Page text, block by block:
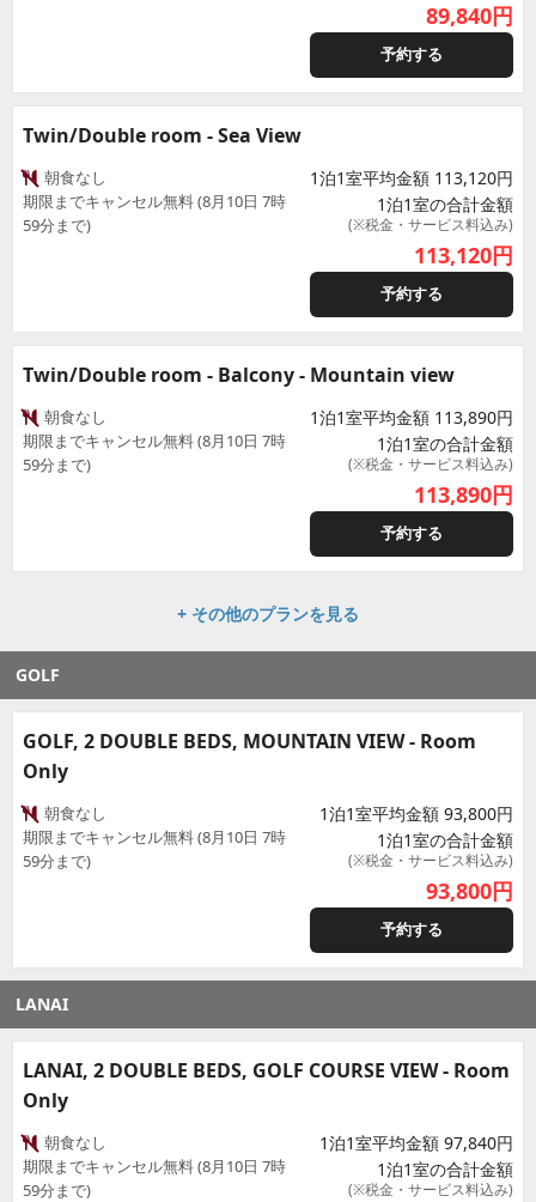
89,840円
予約する
Twin/Double room - Sea View
朝食なし
期限までキャンセル無料 (8月10日 7時
59分まで)
1泊1室平均金額 113,120円
1泊1室の合計金額
(※税金・サービス料込み)
113,120円
予約する
Twin/Double room - Balcony - Mountain view
朝食なし
期限までキャンセル無料 (8月10日 7時
59分まで)
1泊1室平均金額 113,890円
1泊1室の合計金額
(※税金・サービス料込み)
113,890円
予約する
+ その他のプランを見る
GOLF
GOLF, 2 DOUBLE BEDS, MOUNTAIN VIEW - Room
Only
朝食なし
期限までキャンセル無料 (8月10日 7時
59分まで)
1泊1室平均金額 93,800円
1泊1室の合計金額
(※税金・サービス料込み)
93,800円
予約する
LANAI
LANAI, 2 DOUBLE BEDS, GOLF COURSE VIEW - Room
Only
朝食なし
期限までキャンセル無料 (8月10日 7時
59分まで)
1泊1室平均金額 97,840円
1泊1室の合計金額
(※税金・サービス料込み)